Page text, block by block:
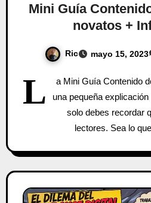
Mini Guía
novatos +
Ric mayo 15, 2023
L
a Mini Guía Contenido
una pequeña
solo debes recordar
lectores. Sea lo